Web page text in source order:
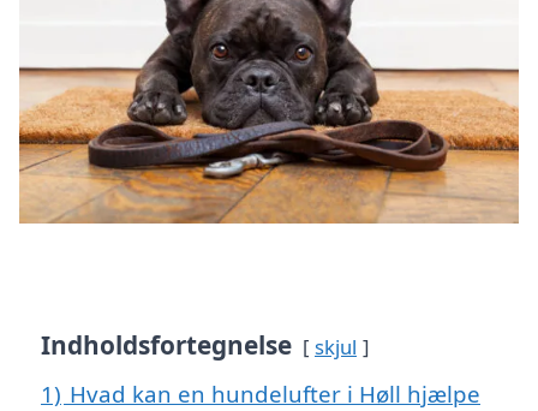
Indholdsfortegnelse skjul
1) Hvad kan en hundelufter i Høll hjælpe